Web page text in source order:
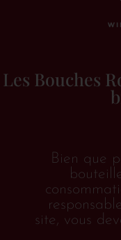
alcools/ Blanc
Les Bouches
Bien que
site, vous